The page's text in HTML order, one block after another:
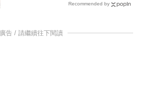
Recommended by
廣告 / 請繼續往下閱讀